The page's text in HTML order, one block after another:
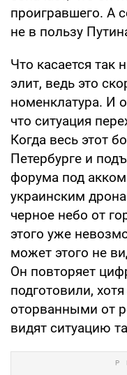
проигравшего. А
не в пользу
Что касается так
элит, ведь это
номенклатура. И
что ситуация
Когда весь этот
Петербурге и
форума под
украинским
черное небо от
этого уже
может этого не
Он повторяет
подготовили,
оторванными от
видят ситуацию